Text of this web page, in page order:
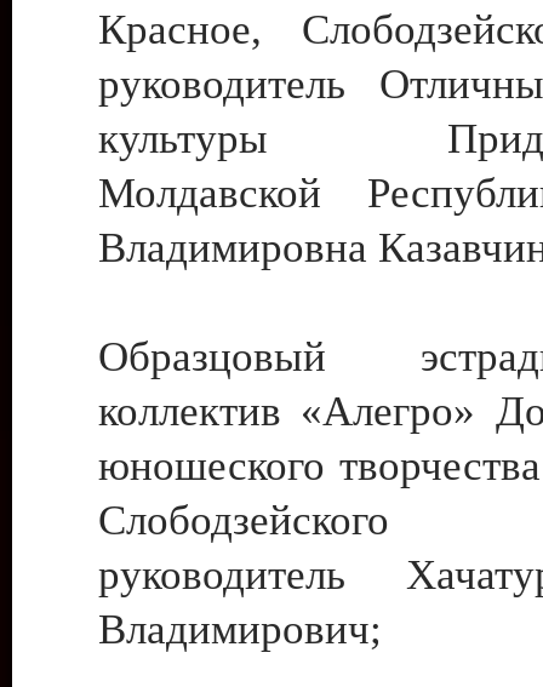
Красное,
руководитель
культуры
Молдавской
Владимировна
Образцовый
коллектив «Алегро»
юношеского
руководитель
Владимирович;